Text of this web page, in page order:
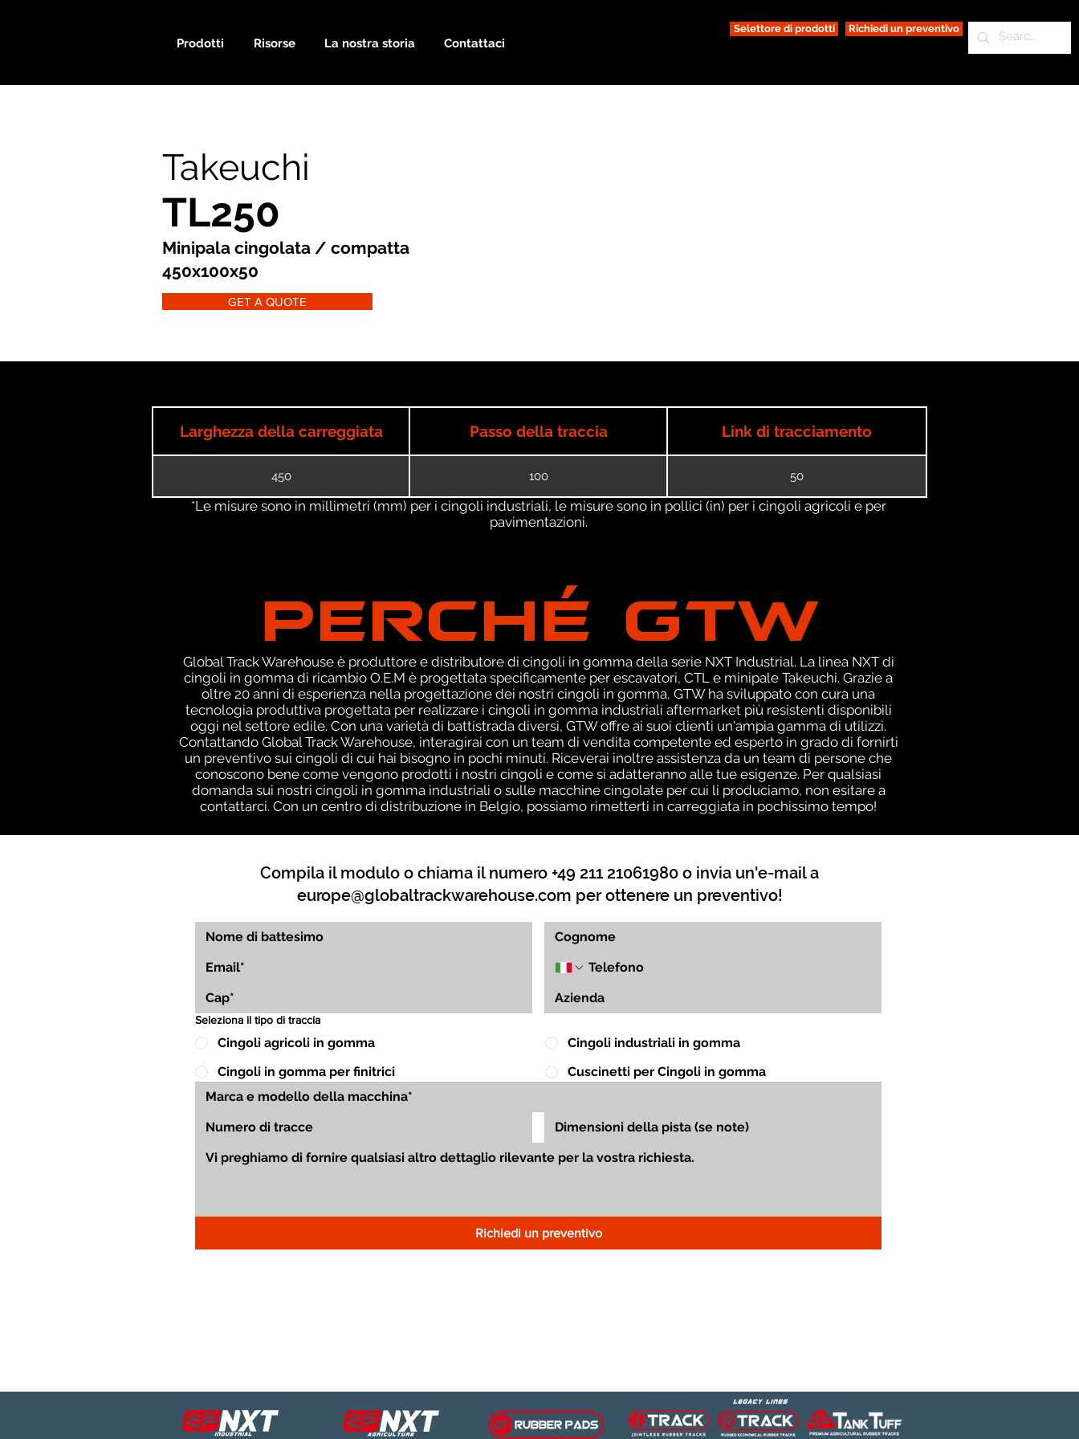
Prodotti Risorse La nostra storia Contattaci
Selettore di prodotti Richiedi un preventivo
Takeuchi
TL250
Minipala cingolata / compatta
450x100x50
GET A QUOTE
Larghezza della carreggiata Passo della traccia Link di tracciamento
450 100 50
*Le misure sono in millimetri (mm) per i cingoli industriali, le misure sono in pollici (in) per i cingoli agricoli e per
pavimentazioni.
PERCHÉ GTW
Global Track Warehouse è produttore e distributore di cingoli in gomma della serie NXT Industrial. La linea NXT di
cingoli in gomma di ricambio O.E.M è progettata specificamente per escavatori, CTL e minipale Takeuchi. Grazie a
oltre 20 anni di esperienza nella progettazione dei nostri cingoli in gomma, GTW ha sviluppato con cura una
tecnologia produttiva progettata per realizzare i cingoli in gomma industriali aftermarket più resistenti disponibili
oggi nel settore edile. Con una varietà di battistrada diversi, GTW offre ai suoi clienti un'ampia gamma di utilizzi.
Contattando Global Track Warehouse, interagirai con un team di vendita competente ed esperto in grado di fornirti
un preventivo sui cingoli di cui hai bisogno in pochi minuti. Riceverai inoltre assistenza da un team di persone che
conoscono bene come vengono prodotti i nostri cingoli e come si adatteranno alle tue esigenze. Per qualsiasi
domanda sui nostri cingoli in gomma industriali o sulle macchine cingolate per cui li produciamo, non esitare a
contattarci. Con un centro di distribuzione in Belgio, possiamo rimetterti in carreggiata in pochissimo tempo!
Compila il modulo o chiama il numero +49 211 21061980 o invia un'e-mail a
europe@globaltrackwarehouse.com per ottenere un preventivo!
Seleziona il tipo di traccia
Cingoli agricoli in gomma
Cingoli industriali in gomma
Cingoli in gomma per finitrici
Cuscinetti per Cingoli in gomma
Richiedi un preventivo